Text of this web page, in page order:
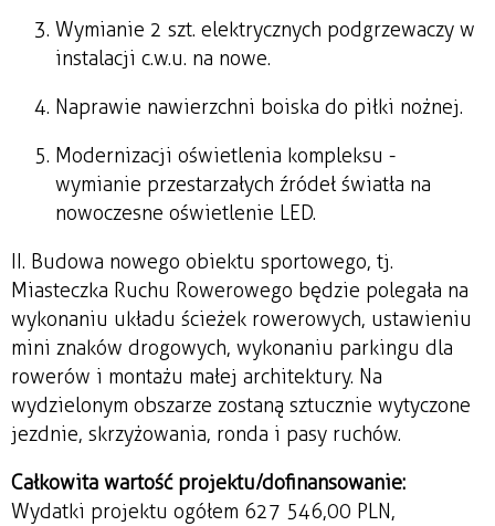
Wymianie 2 szt. elektrycznych podgrzewaczy w
instalacji c.w.u. na nowe.
Naprawie nawierzchni boiska do piłki nożnej.
Modernizacji oświetlenia kompleksu -
wymianie przestarzałych źródeł światła na
nowoczesne oświetlenie LED.
II. Budowa nowego obiektu sportowego, tj.
Miasteczka Ruchu Rowerowego będzie polegała na
wykonaniu układu ścieżek rowerowych, ustawieniu
mini znaków drogowych, wykonaniu parkingu dla
rowerów i montażu małej architektury. Na
wydzielonym obszarze zostaną sztucznie wytyczone
jezdnie, skrzyżowania, ronda i pasy ruchów.
Całkowita wartość projektu/dofinansowanie:
Wydatki projektu ogółem 627 546,00 PLN,